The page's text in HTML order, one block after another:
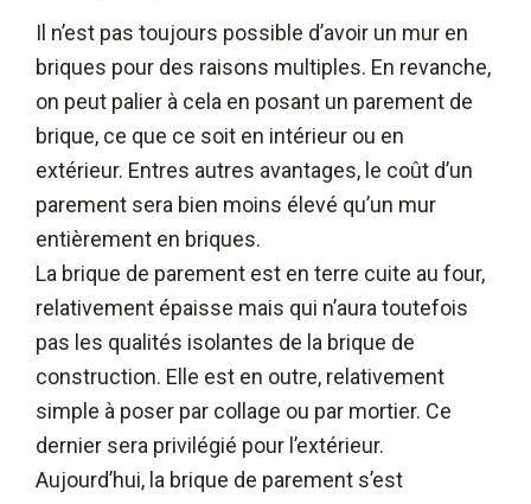
Il n’est pas toujours possible d’avoir un mur en
briques pour des raisons multiples. En revanche,
on peut palier à cela en posant un parement de
brique, ce que ce soit en intérieur ou en
extérieur. Entres autres avantages, le coût d’un
parement sera bien moins élevé qu’un mur
entièrement en briques.
La brique de parement est en terre cuite au four,
relativement épaisse mais qui n’aura toutefois
pas les qualités isolantes de la brique de
construction. Elle est en outre, relativement
simple à poser par collage ou par mortier. Ce
dernier sera privilégié pour l’extérieur.
Aujourd’hui, la brique de parement s’est